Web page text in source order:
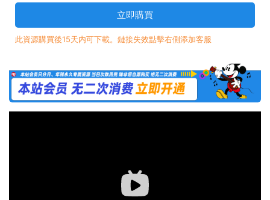
立即購買
此資源購買後15天内可下載。鏈接失效點擊右側添加客服